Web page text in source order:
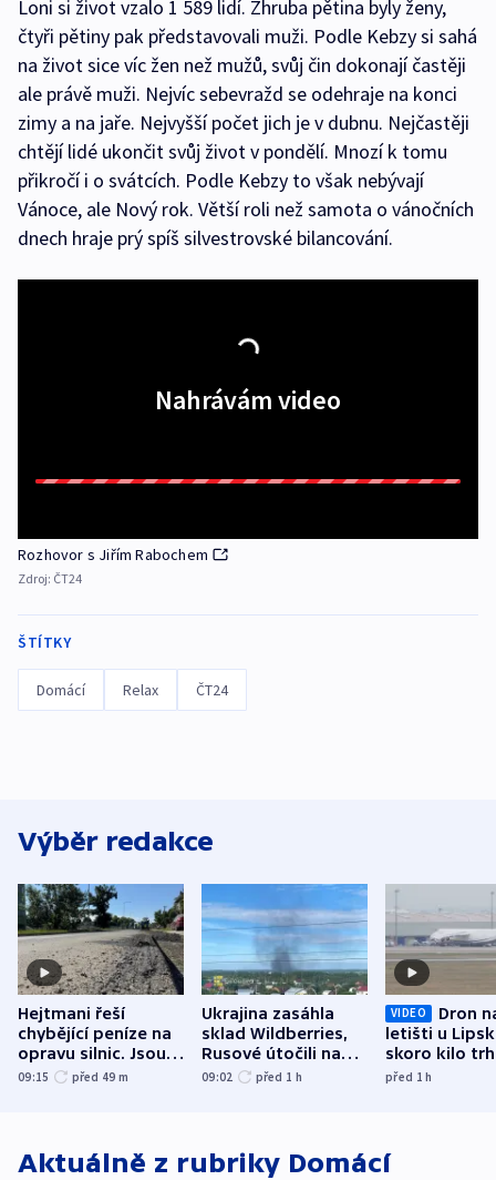
Loni si život vzalo 1 589 lidí. Zhruba pětina byly ženy,
čtyři pětiny pak představovali muži. Podle Kebzy si sahá
na život sice víc žen než mužů, svůj čin dokonají častěji
ale právě muži. Nejvíc sebevražd se odehraje na konci
zimy a na jaře. Nejvyšší počet jich je v dubnu. Nejčastěji
chtějí lidé ukončit svůj život v pondělí. Mnozí k tomu
přikročí i o svátcích. Podle Kebzy to však nebývají
Vánoce, ale Nový rok. Větší roli než samota o vánočních
dnech hraje prý spíš silvestrovské bilancování.
Nahrávám video
Rozhovor s Jiřím Rabochem
Zdroj: ČT24
ŠTÍTKY
Domácí Relax ČT24
Výběr redakce
Hejtmani řeší
chybějící peníze na
opravu silnic. Jsou
nenárokové, namítá
09:15 před 49 m
Ukrajina zasáhla
sklad Wildberries,
Rusové útočili na
trh, hasiče či
09:02 před 1 h
VIDEO
Dron
letišti u
skoro kilo
indicie
před 1h
Aktuálně z rubriky Domácí